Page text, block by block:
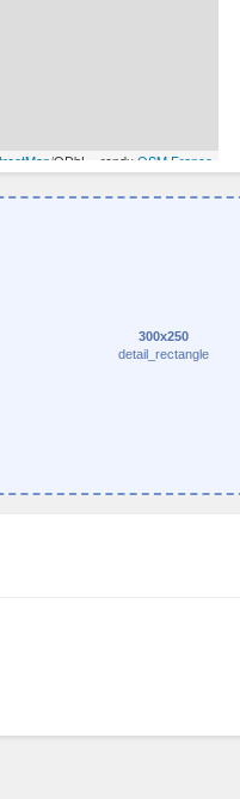
300x250
detail_rectangle